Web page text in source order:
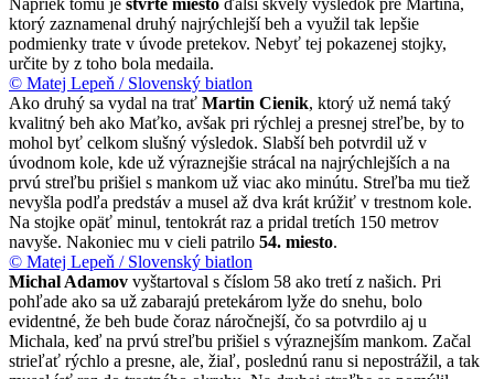
ktorý zaznamenal druhý najrýchlejší beh a využil tak lepšie
podmienky trate v úvode pretekov. Nebyť tej pokazenej stojky,
určite by z toho bola medaila.
© Matej Lepeň / Slovenský biatlon
Ako druhý sa vydal na trať Martin Cienik, ktorý už nemá taký
kvalitný beh ako Maťko, avšak pri rýchlej a presnej streľbe, by to
mohol byť celkom slušný výsledok. Slabší beh potvrdil už v
úvodnom kole, kde už výraznejšie strácal na najrýchlejších a na
prvú streľbu prišiel s mankom už viac ako minútu. Streľba mu tiež
nevyšla podľa predstáv a musel až dva krát krúžiť v trestnom kole.
Na stojke opäť minul, tentokrát raz a pridal tretích 150 metrov
navyše. Nakoniec mu v cieli patrilo 54. miesto.
© Matej Lepeň / Slovenský biatlon
Michal Adamov vyštartoval s číslom 58 ako tretí z našich. Pri
pohľade ako sa už zabarajú pretekárom lyže do snehu, bolo
evidentné, že beh bude čoraz náročnejší, čo sa potvrdilo aj u
Michala, keď na prvú streľbu prišiel s výraznejším mankom. Začal
strieľať rýchlo a presne, ale, žiaľ, poslednú ranu si nepostrážil, a tak